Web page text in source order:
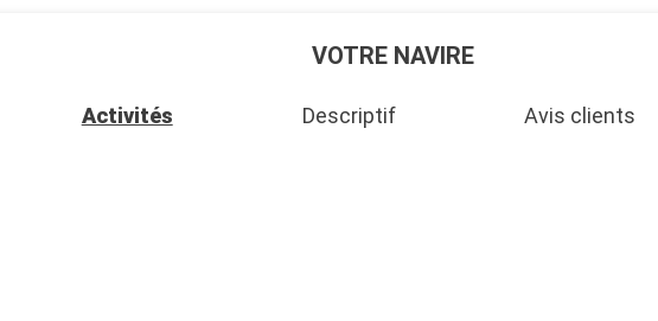
européennes, le Musée
VOTRE NAVIRE
Activités Descriptif Avis clients